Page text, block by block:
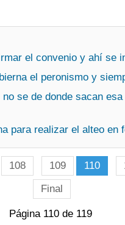
el convenio y ahí se
el peronismo y
se de donde sacan
para realizar el alteo en
108 109 110
Final
Página 110 de 119